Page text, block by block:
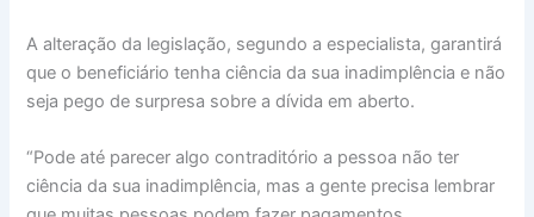
A alteração da legislação, segundo a especialista, garantirá
que o beneficiário tenha ciência da sua inadimplência e não
seja pego de surpresa sobre a dívida em aberto.
“Pode até parecer algo contraditório a pessoa não ter
ciência da sua inadimplência, mas a gente precisa lembrar